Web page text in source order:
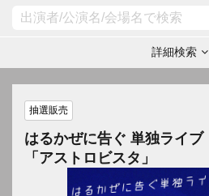
詳細検索
抽選販売
はるかぜに告ぐ 単独ライブ
「アストロビスタ」